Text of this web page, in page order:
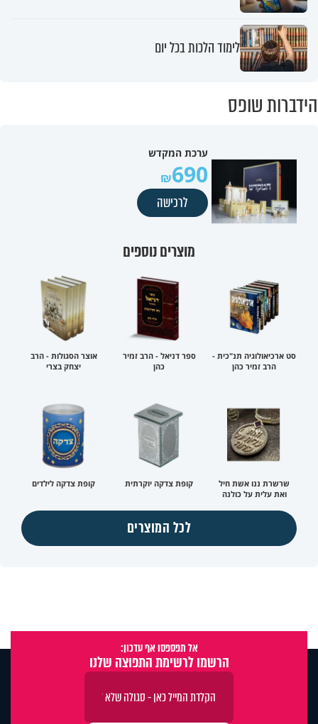
לימוד הלכות בכל יום
הידברות שופס
ערכת המקדש
690
לרכישה
מוצרים נוספים
סט ארכיאולוגיה תנ"כית -
הרב זמיר כהן
ספר דניאל - הרב זמיר
כהן
אוצר הסגולות - הרב
יצחק בצרי
שרשרת ננו אשת חיל
ואת עלית על כולנה
קופת צדקה יוקרתית קופת צדקה לילדים
לכל המוצרים
אל תפספסו אף עדכון:
הרשמו לרשימת התפוצה שלנו